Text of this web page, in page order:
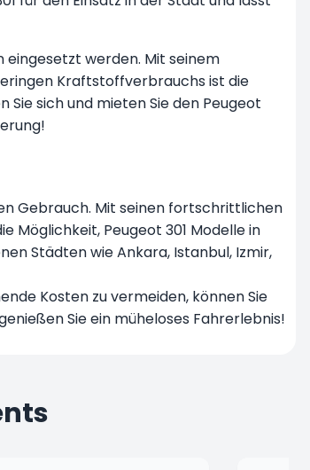
eingesetzt werden. Mit seinem
Kraftstoffverbrauchs ist die
sich und mieten Sie den Peugeot
Gebrauch. Mit seinen fortschrittlichen
Möglichkeit, Peugeot 301 Modelle in
Städten wie Ankara, Istanbul, Izmir,
Kosten zu vermeiden, können Sie
Sie ein müheloses Fahrerlebnis!